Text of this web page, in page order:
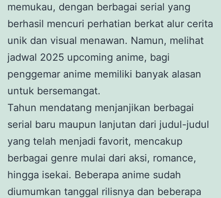
memukau, dengan berbagai serial yang
berhasil mencuri perhatian berkat alur cerita
unik dan visual menawan. Namun, melihat
jadwal 2025 upcoming anime, bagi
penggemar anime memiliki banyak alasan
untuk bersemangat.
Tahun mendatang menjanjikan berbagai
serial baru maupun lanjutan dari judul-judul
yang telah menjadi favorit, mencakup
berbagai genre mulai dari aksi, romance,
hingga isekai. Beberapa anime sudah
diumumkan tanggal rilisnya dan beberapa